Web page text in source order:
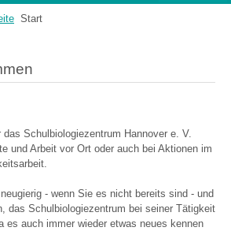
Start
das Schulbiologiezentrum Hannover e. V.
und Arbeit vor Ort oder auch bei Aktionen im
- wenn Sie es nicht bereits sind - und
das Schulbiologiezentrum bei seiner Tätigkeit
es auch immer wieder etwas neues kennen